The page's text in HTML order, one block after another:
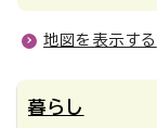
地図を表示する
暮らし